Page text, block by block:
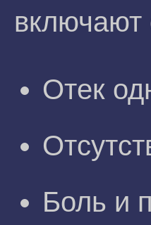
Отек
Боль и